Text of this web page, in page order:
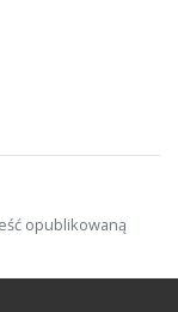
opublikowaną